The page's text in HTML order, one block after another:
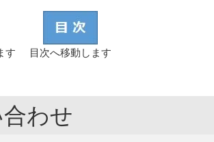
す 目次へ移動します
わせ